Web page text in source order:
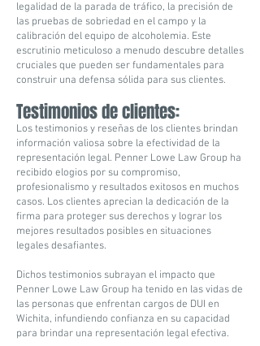
legalidad de la parada de tráfico, la precisión de
las pruebas de sobriedad en el campo y la
calibración del equipo de alcoholemia. Este
escrutinio meticuloso a menudo descubre detalles
cruciales que pueden ser fundamentales para
construir una defensa sólida para sus clientes.
Testimonios de clientes:
Los testimonios y reseñas de los clientes brindan
información valiosa sobre la efectividad de la
representación legal. Penner Lowe Law Group ha
recibido elogios por su compromiso,
profesionalismo y resultados exitosos en muchos
casos. Los clientes aprecian la dedicación de la
firma para proteger sus derechos y lograr los
mejores resultados posibles en situaciones
legales desafiantes.
Dichos testimonios subrayan el impacto que
Penner Lowe Law Group ha tenido en las vidas de
las personas que enfrentan cargos de DUI en
Wichita, infundiendo confianza en su capacidad
para brindar una representación legal efectiva.